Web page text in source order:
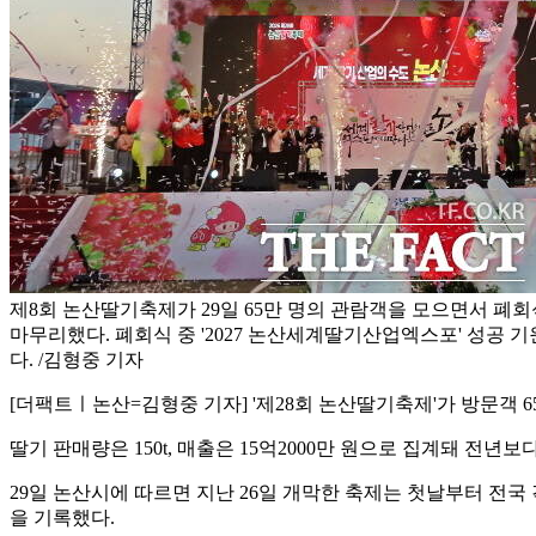
제8회 논산딸기축제가 29일 65만 명의 관람객을 모으면서 폐
마무리했다. 폐회식 중 '2027 논산세계딸기산업엑스포' 성공
다. /김형중 기자
[더팩트ㅣ논산=김형중 기자] '제28회 논산딸기축제'가 방문객
딸기 판매량은 150t, 매출은 15억2000만 원으로 집계돼 전년보
29일 논산시에 따르면 지난 26일 개막한 축제는 첫날부터 전
을 기록했다.